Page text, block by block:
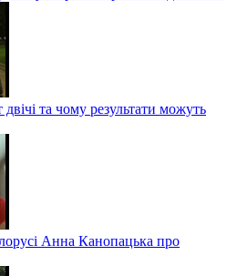
та чому результати можуть
Анна Канопацька про